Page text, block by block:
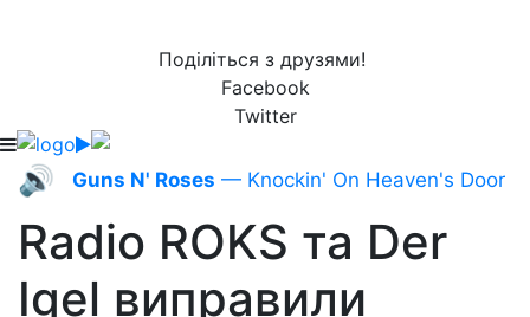
Поділіться з друзями!
Facebook
Twitter
🔊 Guns N' Roses — Knockin' On Heaven's Door
Radio ROKS та Der
Igel виправили